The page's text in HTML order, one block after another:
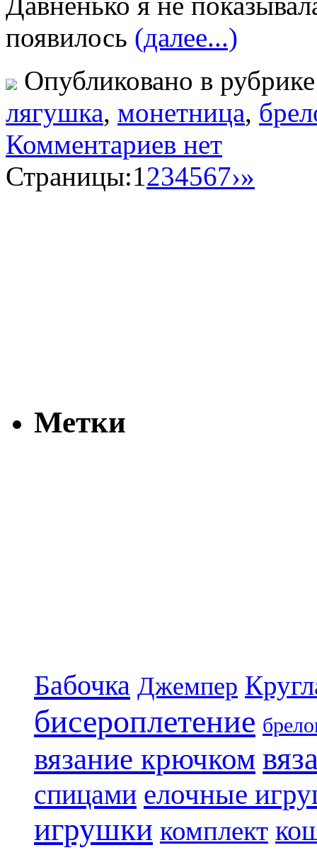
появилось (далее...)
Опубликовано в
лягушка, монетница,
Комментариев нет
Страницы:1234567›»
Метки
Бабочка Джемпер
бисероплетение
вязание крючком
спицами елочные
игрушки комплект